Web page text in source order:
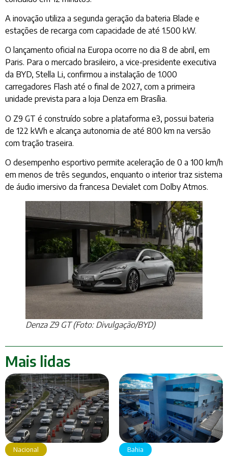
A inovação utiliza a segunda geração da bateria Blade e
estações de recarga com capacidade de até 1.500 kW.
O lançamento oficial na Europa ocorre no dia 8 de abril, em
Paris. Para o mercado brasileiro, a vice-presidente executiva
da BYD, Stella Li, confirmou a instalação de 1.000
carregadores Flash até o final de 2027, com a primeira
unidade prevista para a loja Denza em Brasília.
O Z9 GT é construído sobre a plataforma e3, possui bateria
de 122 kWh e alcança autonomia de até 800 km na versão
com tração traseira.
O desempenho esportivo permite aceleração de 0 a 100 km/h
em menos de três segundos, enquanto o interior traz sistema
de áudio imersivo da francesa Devialet com Dolby Atmos.
Denza Z9 GT (Foto: Divulgação/BYD)
Mais lidas
Nacional Bahia